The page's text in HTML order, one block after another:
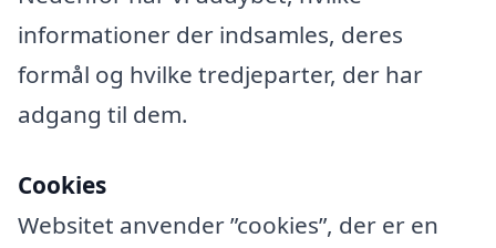
informationer der indsamles, deres
formål og hvilke tredjeparter, der har
adgang til dem.
Cookies
Websitet anvender ”cookies”, der er en